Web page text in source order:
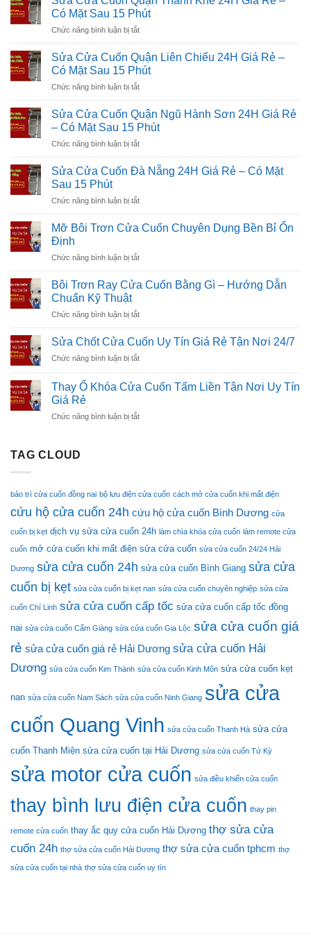
Giá
–
Mặt
Sau
Phút
Cuốn
Quận
Sơn
24H
Giá
–
Mặt
Sau
Phút
Có Mặt Sau 15 Phút
Chức năng bình luận bị tắtở
Cửa
Cuốn
Quận
Thanh
24H
Giá
–
Mặt
Phút
Sửa Cửa Cuốn Quận Liên Chiểu 24H Giá Rẻ –
Có Mặt Sau 15 Phút
Chức năng bình luận bị tắtở
Cửa
Cuốn
Quận
Liên
24H
–
Mặt
Phút
Sửa Cửa Cuốn Quận Ngũ Hành Sơn 24H Giá Rẻ
– Có Mặt Sau 15 Phút
Chức năng bình luận bị tắtở
Cửa
Ngũ
Sơn
Rẻ
Có
15
Sửa Cửa Cuốn Đà Nẵng 24H Giá Rẻ – Có Mặt
Sau 15 Phút
Chức năng bình luận bị tắtở
Cửa
Nẵng
Giá
Có
Sau
Mỡ Bôi Trơn Cửa Cuốn Chuyên Dụng Bền Bỉ Ổn
Định
Chức năng bình luận bị tắtở
Bôi
Cuốn
Dụng
Bỉ
Định
Bôi Trơn Ray Cửa Cuốn Bằng Gì – Hướng Dẫn
Chuẩn Kỹ Thuật
Chức năng bình luận bị tắtở
Trơn
Cửa
Bằng
Hướng
Sửa Chốt Cửa Cuốn Uy Tín Giá Rẻ Tận Nơi 24/7
Chức năng bình luận bị tắtở
Chốt
Cửa
Uy
Thay Ổ Khóa Cửa Cuốn Tấm Liền Tận Nơi Uy Tín
Giá Rẻ
Chức năng bình luận bị tắtở
Liền
Tận
Uy
Tín
Rẻ
TAG CLOUD
bảo trì cửa cuốn đồng nai bộ lưu điện cửa cuốn cách mở cửa cuốn khi mất điện
cứu hộ cửa cuốn 24h cứu hộ cửa cuốn Bình Dương cửa
cuốn bị kẹt dịch vụ sửa cửa cuốn 24h làm chìa khóa cửa cuốn làm remote cửa
cuốn mở cửa cuốn khi mất điện sửa cửa cuốn sửa cửa cuốn 24/24 Hải
Dương sửa cửa cuốn 24h sửa cửa cuốn Bình Giang sửa cửa
cuốn bị kẹt sửa cửa cuốn bị kẹt nan sửa cửa cuốn chuyên nghiệp sửa cửa
cuốn Chí Linh sửa cửa cuốn cấp tốc sửa cửa cuốn cấp tốc đồng
nai sửa cửa cuốn Cẩm Giàng sửa cửa cuốn Gia Lộc sửa cửa cuốn giá
rẻ sửa cửa cuốn giá rẻ Hải Dương sửa cửa cuốn Hải
Dương sửa cửa cuốn Kim Thành sửa cửa cuốn Kinh Môn sửa cửa cuốn kẹt
nan sửa cửa cuốn Nam Sách sửa cửa cuốn Ninh Giang sửa cửa
cuốn Quang Vinh sửa cửa cuốn Thanh Hà sửa cửa
cuốn Thanh Miện sửa cửa cuốn tại Hải Dương sửa cửa cuốn Tứ Kỳ
sửa motor cửa cuốn sửa điều khiển cửa cuốn
thay bình lưu điện cửa cuốn thay pin
remote cửa cuốn thay ắc quy cửa cuốn Hải Dương thợ sửa cửa
cuốn 24h thợ sửa cửa cuốn Hải Dương thợ sửa cửa cuốn tphcm thợ
sửa cửa cuốn tại nhà thợ sửa cửa cuốn uy tín